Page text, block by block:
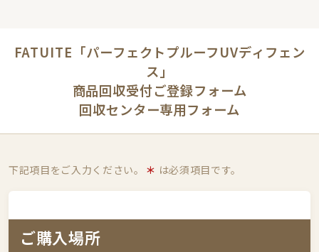
FATUITE「パーフェクトプルーフUVディフェン
ス」
商品回収受付ご登録フォーム
回収センター専用フォーム
下記項目をご入力ください。 ＊ は必須項目です。
ご購入場所